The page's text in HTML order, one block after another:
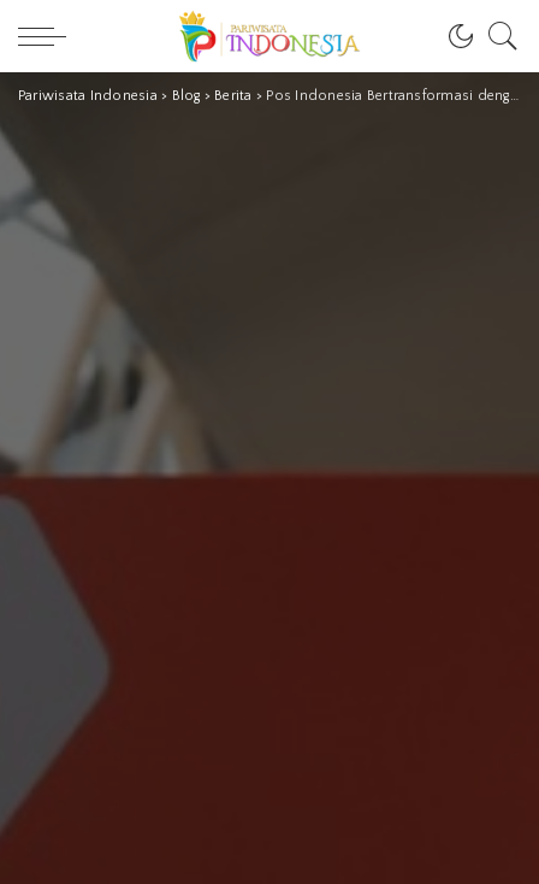
Pariwisata Indonesia > Blog > Berita > Pos Indonesia Bertransformasi dengan Hadirkan Layanan Ini, Yuk Cari Tahu